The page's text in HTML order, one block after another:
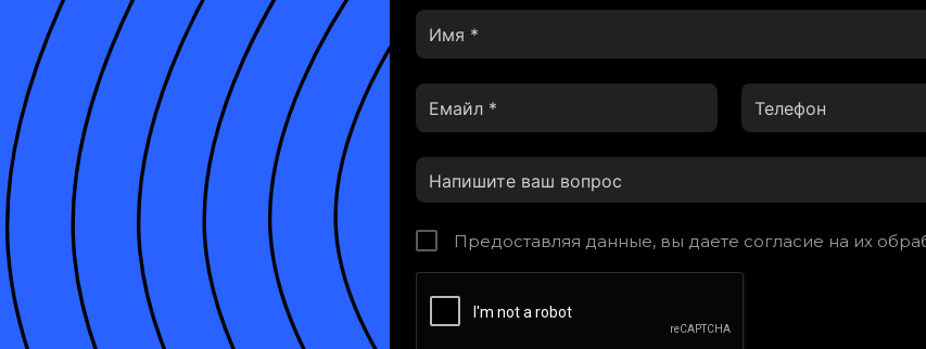
Предоставляя данные, вы даете согласие на их